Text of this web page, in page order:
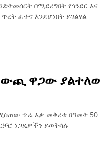
በሚደረግበት የጎንደር
ፈተና እንደሆነበት ይገልፃል
ዋጋው
ጥሬ እቃ መቅረቱ በዓመት 50
ነጋዴዎችን ይወቅሳሉ